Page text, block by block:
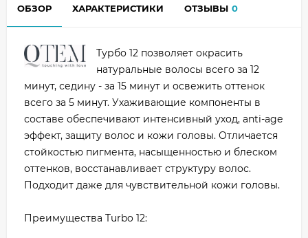
ОБЗОР ХАРАКТЕРИСТИКИ ОТЗЫВЫ 0
Турбо 12 позволяет окрасить
натуральные волосы всего за 12
минут, седину - за 15 минут и освежить оттенок
всего за 5 минут. Ухаживающие компоненты в
составе обеспечивают интенсивный уход, anti-agе
эффект, защиту волос и кожи головы. Отличается
стойкостью пигмента, насыщенностью и блеском
оттенков, восстанавливает структуру волос.
Подходит даже для чувствительной кожи головы.
Преимущества Turbo 12: